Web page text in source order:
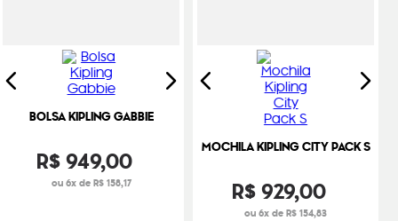
BOLSA KIPLING GABBIE
R$949,00
ou 6x de R$ 158,17
MOCHILA KIPLING CITY PACK S
R$929,00
ou 6x de R$ 154,83